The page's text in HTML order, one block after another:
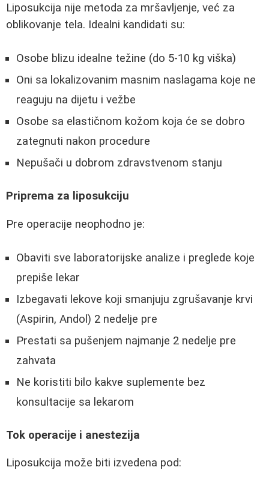
Liposukcija nije metoda za mršavljenje, već za
oblikovanje tela. Idealni kandidati su:
Osobe blizu idealne težine (do 5-10 kg viška)
Oni sa lokalizovanim masnim naslagama koje ne
reaguju na dijetu i vežbe
Osobe sa elastičnom kožom koja će se dobro
zategnuti nakon procedure
Nepušači u dobrom zdravstvenom stanju
Priprema za liposukciju
Pre operacije neophodno je:
Obaviti sve laboratorijske analize i preglede koje
prepiše lekar
Izbegavati lekove koji smanjuju zgrušavanje krvi
(Aspirin, Andol) 2 nedelje pre
Prestati sa pušenjem najmanje 2 nedelje pre
zahvata
Ne koristiti bilo kakve suplemente bez
konsultacije sa lekarom
Tok operacije i anestezija
Liposukcija može biti izvedena pod: